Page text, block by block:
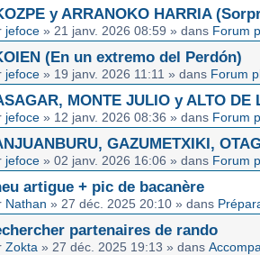
y ARRANOKO HARRIA
jefoce » 21 janv. 2026 08:59 » dans Forum
(En un extremo del Perdón)
jefoce » 19 janv. 2026 11:11 » dans Forum
MONTE JULIO y ALTO
jefoce » 12 janv. 2026 08:36 » dans Forum
GAZUMETXIKI,
jefoce » 02 janv. 2026 16:06 » dans Forum
artigue + pic de bacanère
Nathan » 27 déc. 2025 20:10 » dans
partenaires de rando
Zokta » 27 déc. 2025 19:13 » dans